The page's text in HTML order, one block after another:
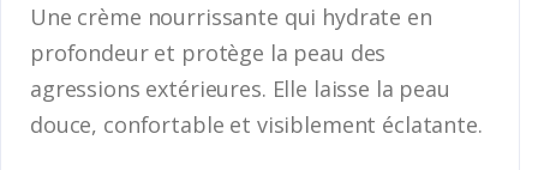
Une crème nourrissante qui hydrate en
profondeur et protège la peau des
agressions extérieures. Elle laisse la peau
douce, confortable et visiblement éclatante.